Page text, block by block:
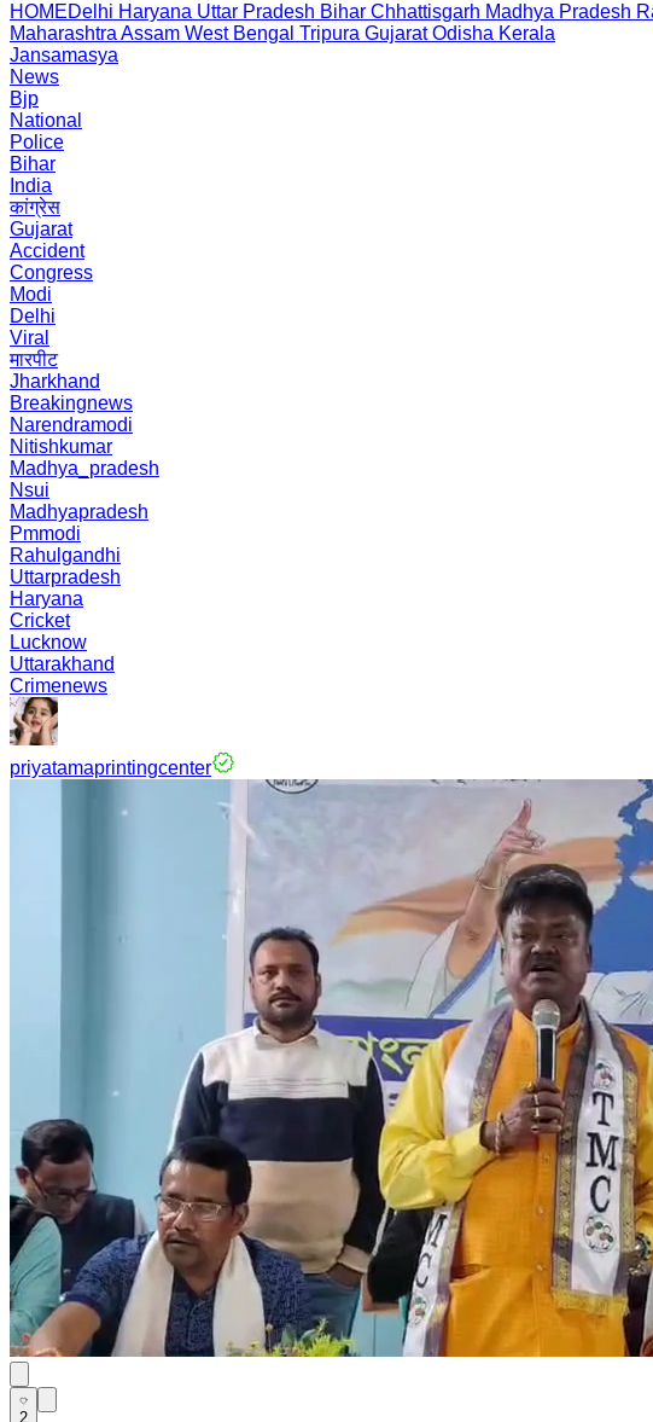
HOMEDelhi Haryana Uttar Pradesh Bihar Chhattisgarh Madhya Pradesh
Maharashtra Assam West Bengal Tripura Gujarat Odisha Kerala
Jansamasya
News
Bjp
National
Police
Bihar
India
कांग्रेस
Gujarat
Accident
Congress
Modi
Delhi
Viral
मारपीट
Jharkhand
Breakingnews
Narendramodi
Nitishkumar
Madhya_pradesh
Nsui
Madhyapradesh
Pmmodi
Rahulgandhi
Uttarpradesh
Haryana
Cricket
Lucknow
Uttarakhand
Crimenews
priyatamaprintingcenter
2